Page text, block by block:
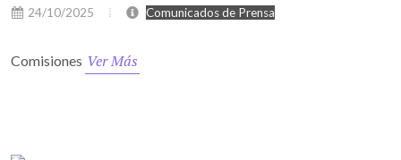
24/10/2025 Comunicados de Prensa
Comisiones Ver Más